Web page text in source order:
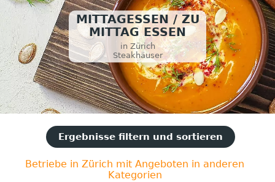
MITTAGESSEN / ZU
MITTAG ESSEN
in Zürich
Steakhäuser
Ergebnisse filtern und sortieren
Betriebe in Zürich mit Angeboten in anderen
Kategorien